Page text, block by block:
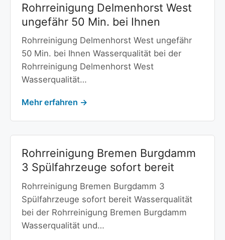
Rohrreinigung Delmenhorst West
ungefähr 50 Min. bei Ihnen
Rohrreinigung Delmenhorst West ungefähr
50 Min. bei Ihnen Wasserqualität bei der
Rohrreinigung Delmenhorst West
Wasserqualität…
Mehr erfahren →
Rohrreinigung Bremen Burgdamm
3 Spülfahrzeuge sofort bereit
Rohrreinigung Bremen Burgdamm 3
Spülfahrzeuge sofort bereit Wasserqualität
bei der Rohrreinigung Bremen Burgdamm
Wasserqualität und…